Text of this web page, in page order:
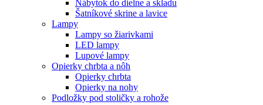
Nábytok do dielne a skladu
Šatníkové skrine a lavice
Lampy
Lampy so žiarivkami
LED lampy
Lupové lampy
Opierky chrbta a nôh
Opierky chrbta
Opierky na nohy
Podložky pod stoličky a rohože